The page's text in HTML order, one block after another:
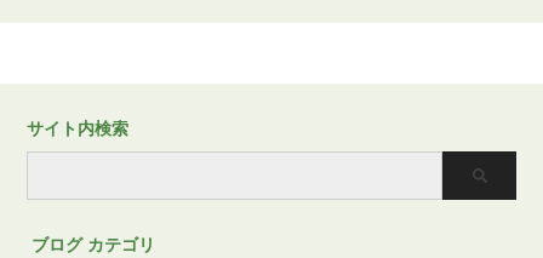
サイト内検索
ブログ カテゴリ